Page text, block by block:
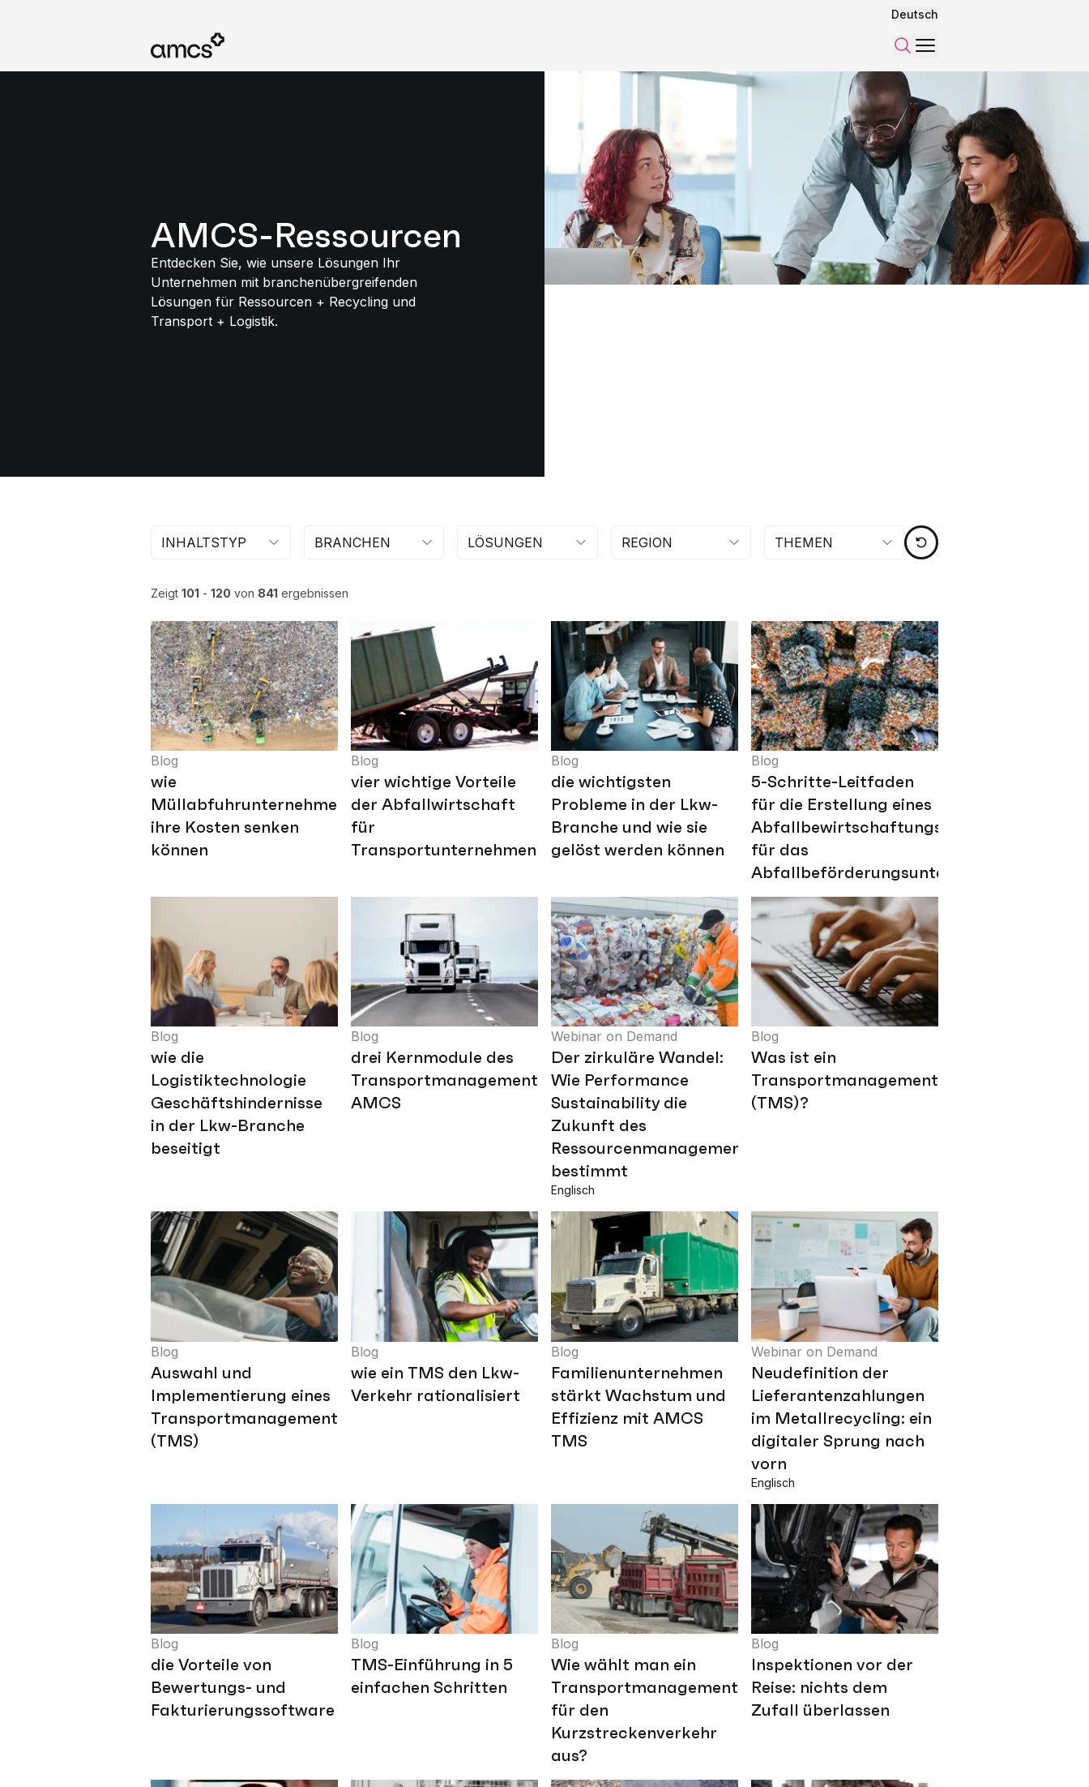
Deutsch
Suchen
Menü
AMCS-Ressourcen
Entdecken Sie, wie unsere Lösungen Ihr
Unternehmen mit branchenübergreifenden
Lösungen für Ressourcen + Recycling und
Transport + Logistik.
INHALTSTYP BRANCHEN LÖSUNGEN REGION THEMEN ZURÜCKSETZEN
Zeigt 101 - 120 von 841 ergebnissen
Blog
wie
Müllabfuhrunternehmen
ihre Kosten senken
können
Blog
vier wichtige Vorteile
der Abfallwirtschaft
für
Transportunternehmen
Blog
die wichtigsten
Probleme in der Lkw-
Branche und wie sie
gelöst werden können
Blog
5-Schritte-Leitfaden
für die Erstellung eines
Abfallbewirtschaftungsplans
für das
Abfallbeförderungsunternehmen
Blog
wie die
Logistiktechnologie
Geschäftshindernisse
in der Lkw-Branche
beseitigt
Blog
drei Kernmodule des
Transportmanagementsystems
AMCS
Webinar on Demand
Der zirkuläre Wandel:
Wie Performance
Sustainability die
Zukunft des
Ressourcenmanagements
bestimmt
Englisch
Blog
Was ist ein
Transportmanagementsystem
(TMS)?
Blog
Auswahl und
Implementierung eines
Transportmanagementsystems
(TMS)
Blog
wie ein TMS den Lkw-
Verkehr rationalisiert
Blog
Familienunternehmen
stärkt Wachstum und
Effizienz mit AMCS
TMS
Webinar on Demand
Neudefinition der
Lieferantenzahlungen
im Metallrecycling: ein
digitaler Sprung nach
vorn
Englisch
Blog
die Vorteile von
Bewertungs- und
Fakturierungssoftware
Blog
TMS-Einführung in 5
einfachen Schritten
Blog
Wie wählt man ein
Transportmanagementsystem
für den
Kurzstreckenverkehr
aus?
Blog
Inspektionen vor der
Reise: nichts dem
Zufall überlassen